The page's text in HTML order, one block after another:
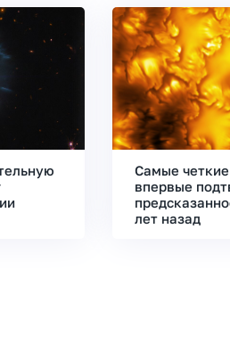
Самые
впервые
лет назад